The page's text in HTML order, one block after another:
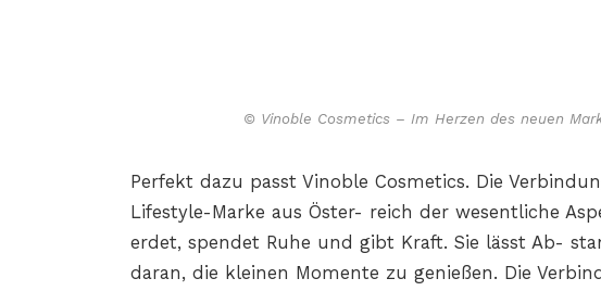
© Vinoble Cosmetics – Im Herzen des neuen
Perfekt dazu passt Vinoble Cosmetics. Die
Lifestyle-Marke aus Öster- reich der wesentliche
erdet, spendet Ruhe und gibt Kraft. Sie lässt Ab-
daran, die kleinen Momente zu genießen. Die